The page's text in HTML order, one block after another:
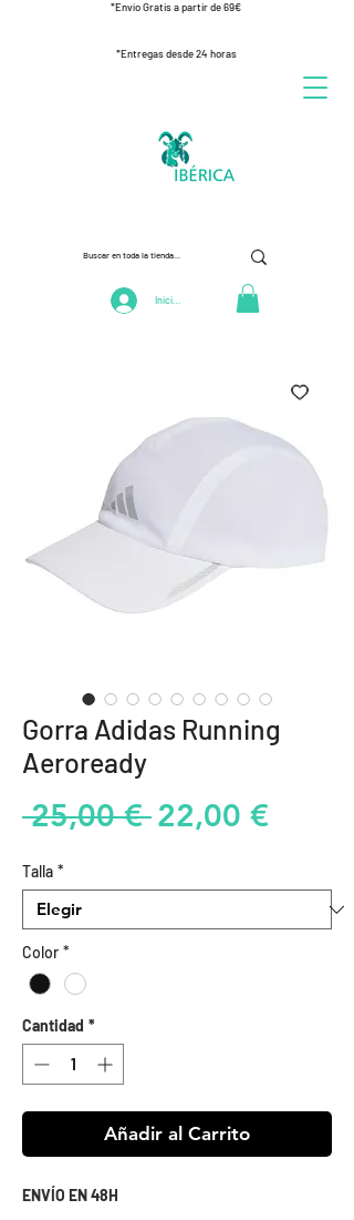
*Envío Gratis a partir de 69€
*Entregas desde 24 horas
Iniciar Sesión
Gorra Adidas Running
Aeroready
25,00 € Precio
22,00 €Precio
oferta
Talla *
Color *
Cantidad *
Añadir al Carrito
ENVÍO EN 48H